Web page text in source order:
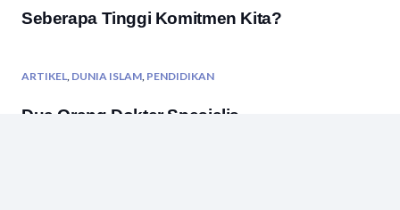
Seberapa Tinggi Komitmen Kita?
ARTIKEL, DUNIA ISLAM, PENDIDIKAN
Dua Orang Dokter Spesialis